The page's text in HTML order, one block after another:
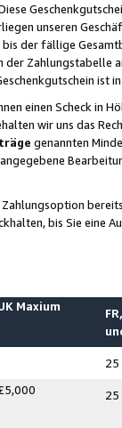
unseren
der fällige
der
ist
einen Scheck in
wir uns das
genannten
angegebene
bis Sie
Maxium
25
25